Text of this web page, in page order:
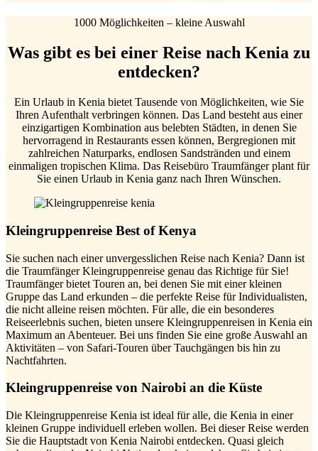
1000 Möglichkeiten – kleine Auswahl
Was gibt es bei einer Reise nach Kenia zu
entdecken?
Ein Urlaub in Kenia bietet Tausende von Möglichkeiten, wie Sie
Ihren Aufenthalt verbringen können. Das Land besteht aus einer
einzigartigen Kombination aus belebten Städten, in denen Sie
hervorragend in Restaurants essen können, Bergregionen mit
zahlreichen Naturparks, endlosen Sandstränden und einem
einmaligen tropischen Klima. Das Reisebüro Traumfänger plant für
Sie einen Urlaub in Kenia ganz nach Ihren Wünschen.
Kleingruppenreise Best of Kenya
Sie suchen nach einer unvergesslichen Reise nach Kenia? Dann ist
die Traumfänger Kleingruppenreise genau das Richtige für Sie!
Traumfänger bietet Touren an, bei denen Sie mit einer kleinen
Gruppe das Land erkunden – die perfekte Reise für Individualisten,
die nicht alleine reisen möchten. Für alle, die ein besonderes
Reiseerlebnis suchen, bieten unsere Kleingruppenreisen in Kenia ein
Maximum an Abenteuer. Bei uns finden Sie eine große Auswahl an
Aktivitäten – von Safari-Touren über Tauchgängen bis hin zu
Nachtfahrten.
Kleingruppenreise von Nairobi an die Küste
Die Kleingruppenreise Kenia ist ideal für alle, die Kenia in einer
kleinen Gruppe individuell erleben wollen. Bei dieser Reise werden
Sie die Hauptstadt von Kenia Nairobi entdecken. Quasi gleich